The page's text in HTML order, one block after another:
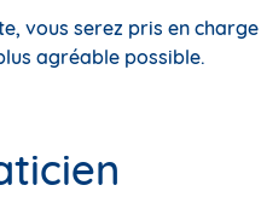
vous serez pris en
agréable possible.